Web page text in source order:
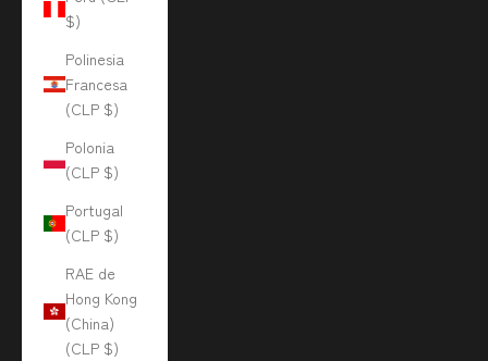
$)
Polinesia
Francesa
(CLP $)
Polonia
(CLP $)
Portugal
(CLP $)
RAE de
Hong Kong
(China)
(CLP $)